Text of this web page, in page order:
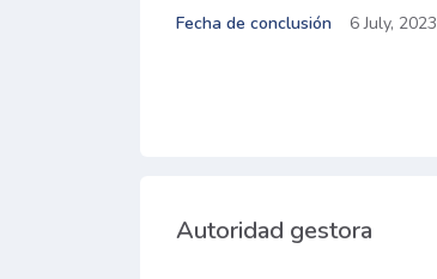
Fecha de conclusión
6 July, 2023
Autoridad gestora